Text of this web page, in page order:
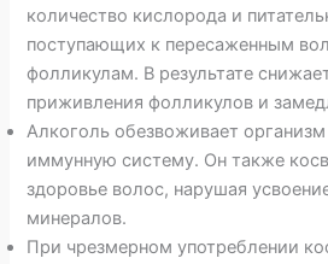
количество кислорода и
поступающих к пересаженным
фолликулам. В результате
приживления фолликулов и
Алкоголь обезвоживает
иммунную систему. Он также
здоровье волос, нарушая
минералов.
При чрезмерном употреблении